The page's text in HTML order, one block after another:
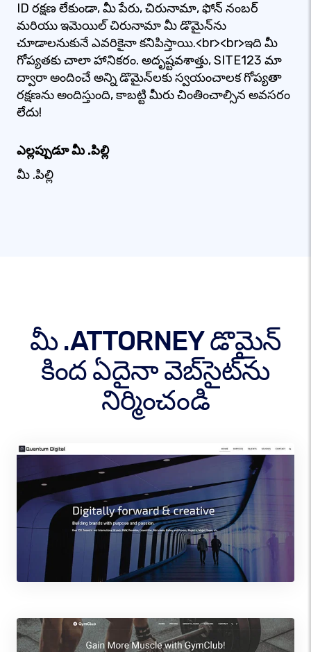
ID రక్షణ లేకుండా, మీ పేరు, చిరునామా, ఫోన్ నంబర్
మరియు ఇమెయిల్ చిరునామా మీ డొమైన్‌ను
చూడాలనుకునే ఎవరికైనా కనిపిస్తాయి.<br><br>ఇది మీ
గోప్యతకు చాలా హానికరం. అదృష్టవశాత్తు, SITE123 మా
ద్వారా అందించే అన్ని డొమైన్‌లకు స్వయంచాలక గోప్యతా
రక్షణను అందిస్తుంది, కాబట్టి మీరు చింతించాల్సిన అవసరం
లేదు!
ఎల్లప్పుడూ మీ .పిల్లి
మీ .పిల్లి
మీ .ATTORNEY డొమైన్
కింద ఏదైనా వెబ్‌సైట్‌ను
నిర్మించండి